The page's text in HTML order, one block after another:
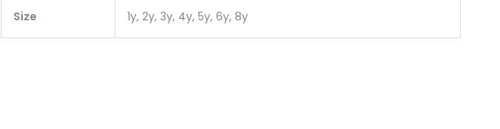
Size 1y, 2y, 3y, 4y, 5y, 6y, 8y